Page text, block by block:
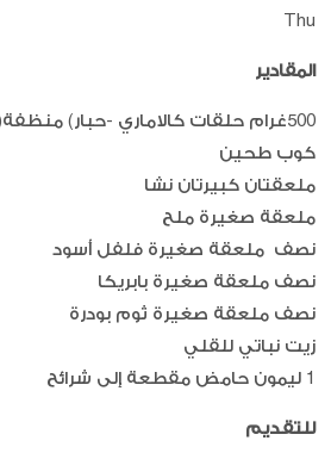
Thu
المقادير
500غرام حلقات كالاماري -حبار) منظفة(
كوب طحين
ملعقتان كبيرتان نشا
ملعقة صغيرة ملح
نصف ملعقة صغيرة فلفل أسود
نصف ملعقة صغيرة بابريكا
نصف ملعقة صغيرة ثوم بودرة
زيت نباتي للقلي
1 ليمون حامض مقطعة إلى شرائح
للتقديم